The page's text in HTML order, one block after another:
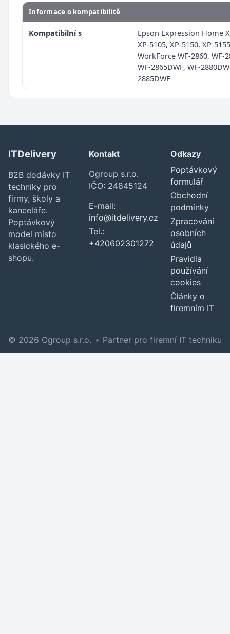
Informace o kompatibilitě
Kompatibilní s
Epson Expression Home
XP-5105, XP-5150, XP-
WorkForce WF-2860, WF-
WF-2865DWF, WF-
2885DWF
ITDelivery
B2B dodávky IT
techniky pro
firmy, školy a
kanceláře.
Poptávkový
model místo
klasického e-
shopu.
Kontakt
Ogroup s.r.o.
IČO: 24845124
E-mail:
info@itdelivery.cz
Tel.:
+420602301272
Odkazy
Poptávkový
formulář
Obchodní
podmínky
Zpracování
osobních
údajů
Pravidla
používání
cookies
Články o
firemním IT
© 2026 Ogroup s.r.o. • Partner pro firemní IT techniku